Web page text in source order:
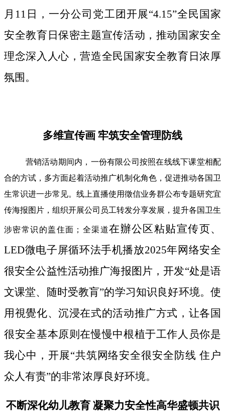
月11日，一分公司党工团开展“4.15”全民国家
安全教育日保密主题宣传活动，推动国家安全
理念深入人心，营造全民国家安全教育日浓厚
氛围。
多维宣传画 牢筑安全管理防线
营销活动期间内，一份有限公司按照在线线下课堂相配
合的方试，多方面起着活动推广机制化角色，促进推动各国卫
生常识进一步常见。线上直播使用徵信业务群公布专题研究宜
传海报图片，组织开展公司员工转发分享发展，提升各国卫生
涉密常识的盖住面；全渠道在辦公区粘贴宣传页、
LED微电子屏循环法手机播放2025年网络安全
很安全公益性活动推广海报图片，开发“处是语
文课堂、随时受教肓”的学习知识良好环境。使
用視覺化、沉浸在式的活动推广方式，让各国
很安全基本原则在慢慢中根植于工作人员你是
我心中，开展“共筑网络安全很安全防线 住户
众人有责”的非常浓厚良好环境。
不断深化幼儿教育 凝聚力安全性高华盛顿共识